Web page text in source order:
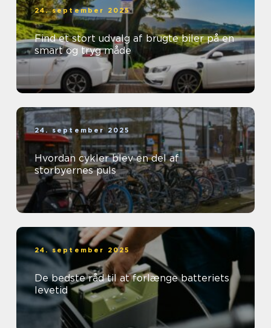
24. september 2025
Find et stort udvalg af brugte biler på en
smart og tryg måde
24. september 2025
Hvordan cykler blev en del af
storbyernes puls
24. september 2025
De bedste råd til at forlænge batteriets
levetid